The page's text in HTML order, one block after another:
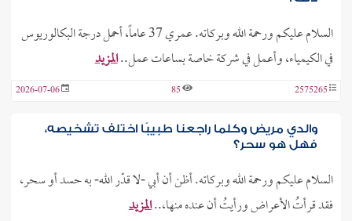
السلام عليكم ورحمة الله وبركاته. عمري 37 عاماً، أحمل درجة البكالوريوس
في الكيمياء، وأعمل في شركة خاصة بساعات عمل..المزيد
2575265
85
2026-07-06
والدي مريض وكلما راجعنا طبيبًا اختلف تشخيصه،
فهل هو سحر؟
السلام عليكم ورحمة الله وبركاته. أظن أن أبي -لا قدّر الله- به حسد أو سحر،
فقد قرأتُ الأعراض ورأيتُ أن عنده منها،..المزيد